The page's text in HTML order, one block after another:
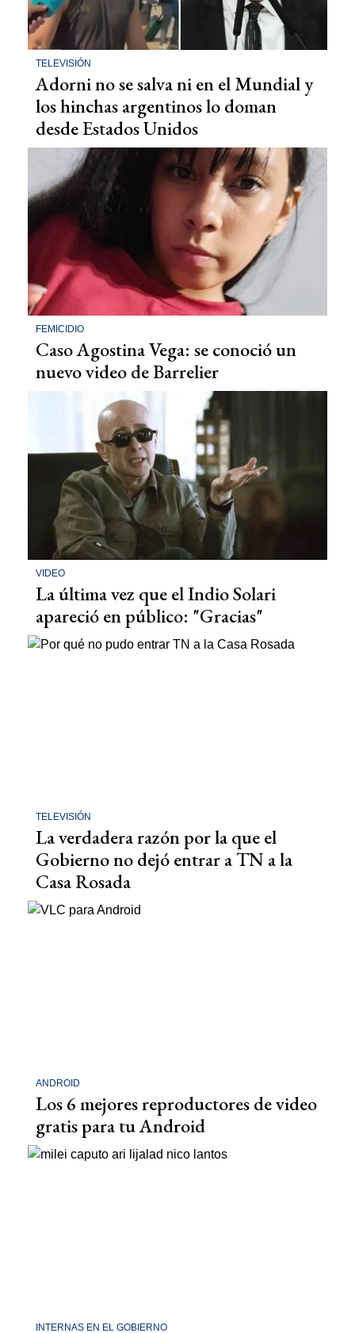
TELEVISIÓN
Adorni no se salva ni en el Mundial y
los hinchas argentinos lo doman
desde Estados Unidos
FEMICIDIO
Caso Agostina Vega: se conoció un
nuevo video de Barrelier
VIDEO
La última vez que el Indio Solari
apareció en público: "Gracias"
TELEVISIÓN
La verdadera razón por la que el
Gobierno no dejó entrar a TN a la
Casa Rosada
ANDROID
Los 6 mejores reproductores de video
gratis para tu Android
INTERNAS EN EL GOBIERNO